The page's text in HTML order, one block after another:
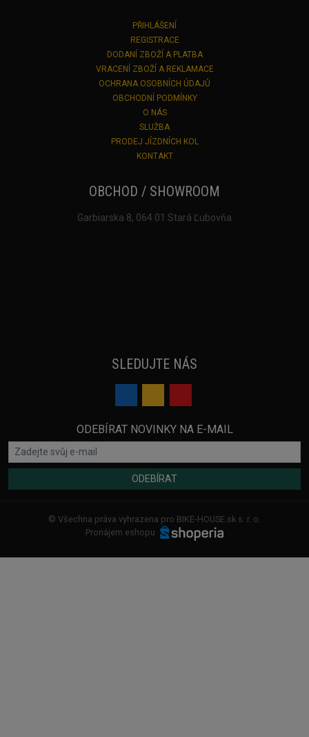
PŘIHLÁŠENÍ
REGISTRACE
DODANÍ ZBOŽÍ A PLATBA
VRACENÍ ZBOŽÍ A REKLAMACE
OCHRANA OSOBNÍCH ÚDAJŮ
OBCHODNÍ PODMÍNKY
O NÁS
SLUŽBA
PRODEJ JÍZDNÍCH KOL
KONTAKT
OBCHOD / SHOWROOM
Garbiarska 8, 064 01 Stará Ľubovňa
SLEDUJTE NÁS
ODEBÍRAT NOVINKY NA E-MAIL
ODEBÍRAT
© Všechna práva vyhrazena pro BIKE-HOUSE.sk s. r. o.
Pronájem eshopu